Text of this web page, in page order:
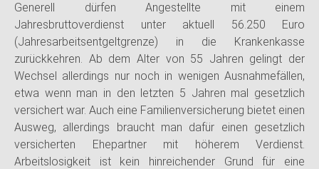
Generell dürfen Angestellte mit einem
Jahresbruttoverdienst unter aktuell 56.250 Euro
(Jahresarbeitsentgeltgrenze) in die Krankenkasse
zurückkehren. Ab dem Alter von 55 Jahren gelingt der
Wechsel allerdings nur noch in wenigen Ausnahmefällen,
etwa wenn man in den letzten 5 Jahren mal gesetzlich
versichert war. Auch eine Familienversicherung bietet einen
Ausweg, allerdings braucht man dafür einen gesetzlich
versicherten Ehepartner mit höherem Verdienst.
Arbeitslosigkeit ist kein hinreichender Grund für eine